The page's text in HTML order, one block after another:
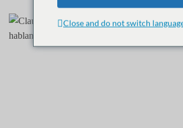
Close and do not switch